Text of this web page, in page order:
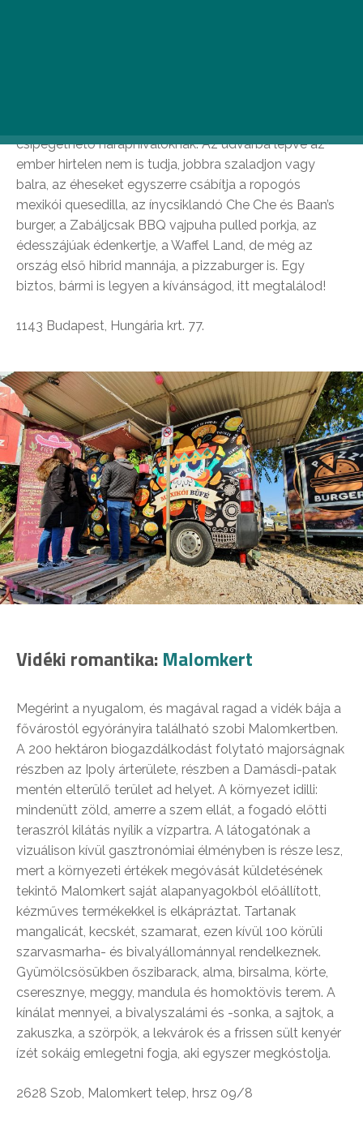
csipegethető harapnivalóknak. Az udvarba lépve az
ember hirtelen nem is tudja, jobbra szaladjon vagy
balra, az éheseket egyszerre csábítja a ropogós
mexikói quesedilla, az ínycsiklandó Che Che és Baan’s
burger, a Zabáljcsak BBQ vajpuha pulled porkja, az
édesszájúak édenkertje, a Waffel Land, de még az
ország első hibrid mannája, a pizzaburger is. Egy
biztos, bármi is legyen a kívánságod, itt megtalálod!
1143 Budapest, Hungária krt. 77.
Vidéki romantika: Malomkert
Megérint a nyugalom, és magával ragad a vidék bája a
fővárostól egyórányira található szobi Malomkertben.
A 200 hektáron biogazdálkodást folytató majorságnak
részben az Ipoly árterülete, részben a Damásdi-patak
mentén elterülő terület ad helyet. A környezet idilli:
mindenütt zöld, amerre a szem ellát, a fogadó előtti
teraszról kilátás nyílik a vízpartra. A látogatónak a
vizuálison kívül gasztronómiai élményben is része lesz,
mert a környezeti értékek megóvását küldetésének
tekintő Malomkert saját alapanyagokból előállított,
kézműves termékekkel is elkápráztat. Tartanak
mangalicát, kecskét, szamarat, ezen kívül 100 körüli
szarvasmarha- és bivalyállománnyal rendelkeznek.
Gyümölcsösükben őszibarack, alma, birsalma, körte,
cseresznye, meggy, mandula és homoktövis terem. A
kínálat mennyei, a bivalyszalámi és -sonka, a sajtok, a
zakuszka, a szörpök, a lekvárok és a frissen sült kenyér
ízét sokáig emlegetni fogja, aki egyszer megkóstolja.
2628 Szob, Malomkert telep, hrsz 09/8